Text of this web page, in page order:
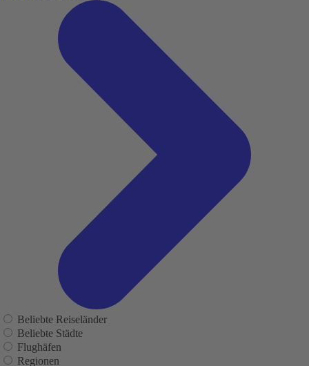
Beliebte Reiseländer
Beliebte Städte
Flughäfen
Regionen